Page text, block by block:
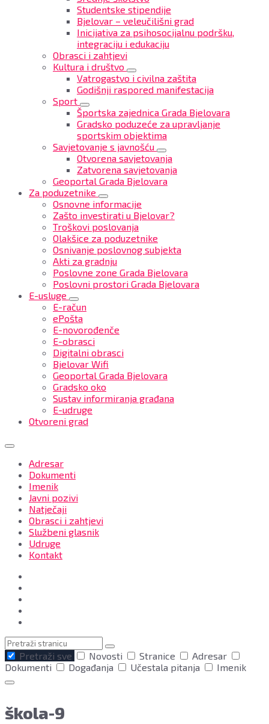
Studentske stipendije
Bjelovar – veleučilišni grad
Inicijativa za psihosocijalnu podršku,
integraciju i edukaciju
Obrasci i zahtjevi
Kultura i društvo
Vatrogastvo i civilna zaštita
Godišnji raspored manifestacija
Sport
Športska zajednica Grada Bjelovara
Gradsko poduzeće za upravljanje
sportskim objektima
Savjetovanje s javnošću
Otvorena savjetovanja
Zatvorena savjetovanja
Geoportal Grada Bjelovara
Za poduzetnike
Osnovne informacije
Zašto investirati u Bjelovar?
Troškovi poslovanja
Olakšice za poduzetnike
Osnivanje poslovnog subjekta
Akti za gradnju
Poslovne zone Grada Bjelovara
Poslovni prostori Grada Bjelovara
E-usluge
E-račun
ePošta
E-novorođenče
E-obrasci
Digitalni obrasci
Bjelovar Wifi
Geoportal Grada Bjelovara
Gradsko oko
Sustav informiranja građana
E-udruge
Otvoreni grad
Adresar
Dokumenti
Imenik
Javni pozivi
Natječaji
Obrasci i zahtjevi
Službeni glasnik
Udruge
Kontakt
Pretraga
Pretraži sve
Novosti Stranice
Adresar
Dokumenti
Događanja Učestala pitanja Imenik
škola-9